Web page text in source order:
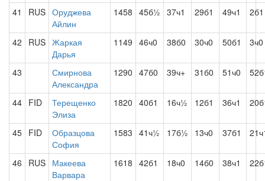
41 RUS Оруджева
Айлин
1458 45б½ 37ч1 29б1 49ч1 2б1
42 RUS Жаркая
Дарья
1149 46ч0 38б0 30ч0 50б1 3ч0
43
Смирнова
Александра
1290 47б0 39ч+ 31б0 51ч0
44 FID
Терещенко
Элиза
1820 40б1 16ч½ 12б1 36ч1
45 FID
Образцова
София
1583 41ч½ 17б½ 13ч0 37б1
46 RUS Макеева
Варвара
1618 42б1 18ч0 14б0 38ч1